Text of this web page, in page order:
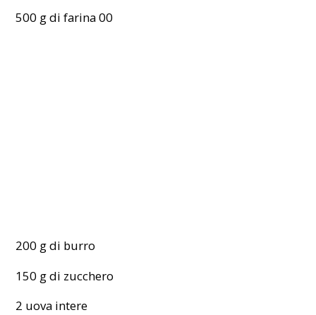
500 g di farina 00
200 g di burro
150 g di zucchero
2 uova intere